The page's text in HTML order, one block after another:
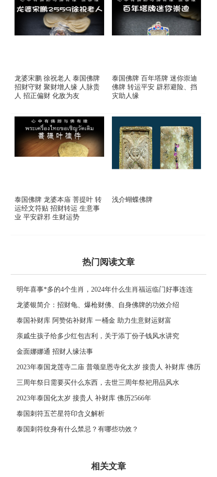
龙婆宋鹏 徐祝老人 泰国佛牌
招财守财 聚财增人缘 人脉贵
人 招正偏财 化敌为友
泰国佛牌 百年塔牌 迷你崇迪
佛牌 转运平安 辟邪避险、挡
灾助人缘
泰国佛牌 龙婆本庙 菩提叶 转
运经文符贴 招财转运 生意事
业 平安辟邪 生财运势
浅介蝴蝶佛牌
热门阅读文章
明年喜事*多的4个生肖，2024年什么生肖福运临门好事连连
龙婆银简介：招财龟、爆枪财佛、自身佛牌的功效介绍
泰国补财库 阿赞佑补财库 一桶金 助力生意财运财富
亲戚生孩子给多少红包吉利，关于添丁份子钱风水讲究
金面娜娜通 招财人缘法事
2023年泰国龙莲寺二庙 普颂皇恩寺化太岁 接贵人 补财库 佛历
2566年
三周年祭日需要买什么东西，去世三周年祭祀用品风水
2023年泰国化太岁 接贵人 补财库 佛历2566年
泰国刺符五芒星符印含义解析
泰国刺符纹身有什么禁忌？有哪些功效？
相关文章